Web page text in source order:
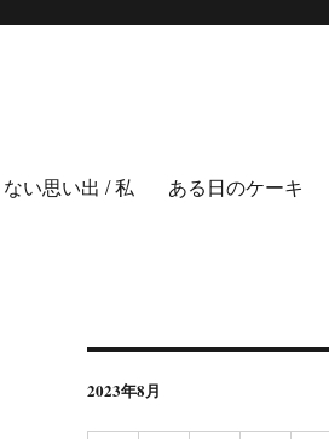
い思い出 / 私 ある日のケーキ
2023年8月